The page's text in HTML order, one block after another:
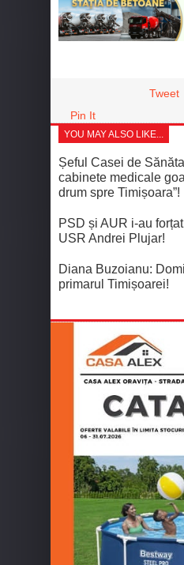
Tweet
Pin It
YOU MAY ALSO LIKE...
Șeful Casei de
cabinete medicale
drum spre Timișoara”!
PSD și AUR i-au
USR Andrei Plujar!
Diana Buzoianu:
primarul Timișoarei!